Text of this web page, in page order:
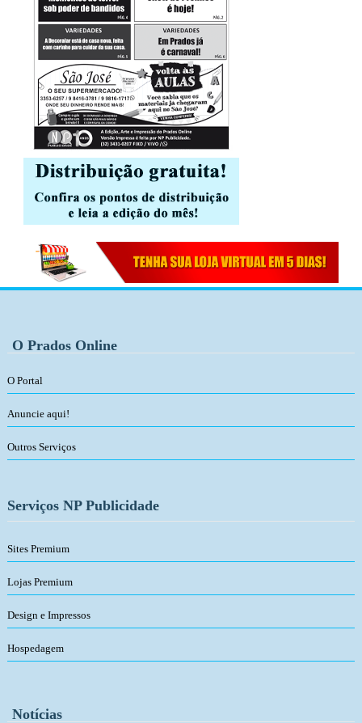
O Prados Online
O Portal
Anuncie aqui!
Outros Serviços
Serviços NP Publicidade
Sites Premium
Lojas Premium
Design e Impressos
Hospedagem
Notícias